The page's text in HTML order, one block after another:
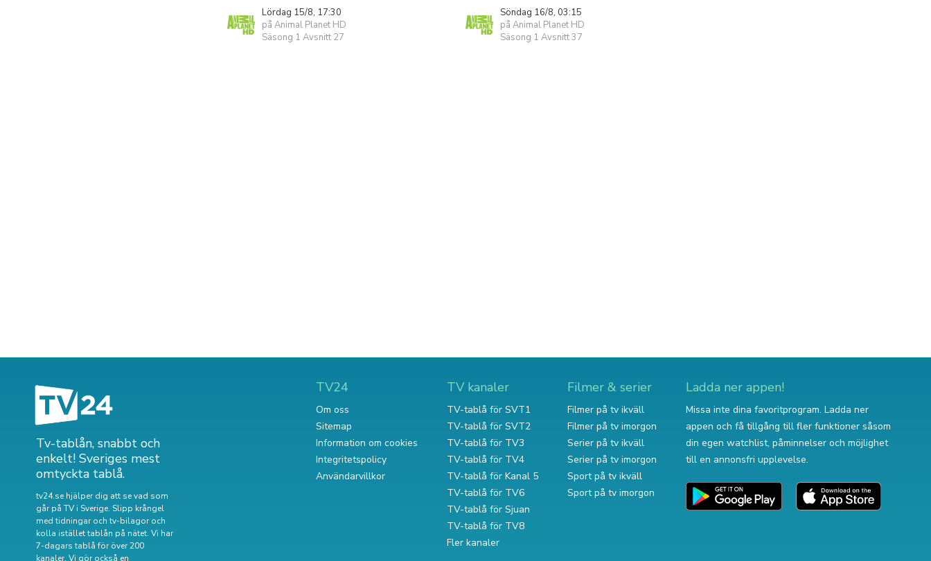
Lördag 15/8, 17:30
på Animal Planet HD
Säsong 1 Avsnitt 27
Söndag 16/8, 03:15
på Animal Planet HD
Säsong 1 Avsnitt 37
Tv-tablån, snabbt och
enkelt! Sveriges mest
omtyckta tablå.
tv24.se hjälper dig att se vad som
går på TV i Sverige. Slipp krångel
med tidningar och tv-bilagor och
kolla istället tablån på nätet. Vi har
7-dagars tablå för över 200
kanaler. Vi gör också en
TV24
Om oss
Sitemap
Information om cookies
Integritetspolicy
Användarvillkor
TV kanaler
TV-tablå för SVT1
TV-tablå för SVT2
TV-tablå för TV3
TV-tablå för TV4
TV-tablå för Kanal 5
TV-tablå för TV6
TV-tablå för Sjuan
TV-tablå för TV8
Fler kanaler
Filmer & serier
Filmer på tv ikväll
Filmer på tv imorgon
Serier på tv ikväll
Serier på tv imorgon
Sport på tv ikväll
Sport på tv imorgon
Ladda ner appen!
Missa inte dina favoritprogram. Ladda ner
appen och få tillgång till fler funktioner såsom
din egen watchlist, påminnelser och möjlighet
till en annonsfri upplevelse.